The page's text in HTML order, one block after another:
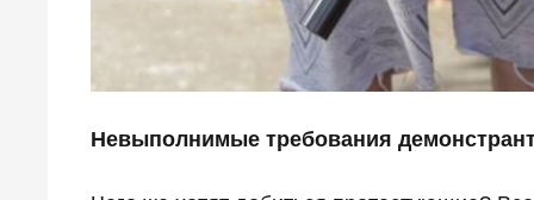
Невыполнимые требования